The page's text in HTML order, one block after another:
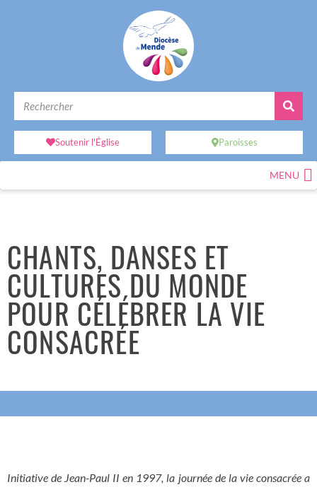
Soutenir l'Église Paroisses
MENU
CHANTS, DANSES ET
CULTURES DU MONDE
POUR CÉLÉBRER LA VIE
CONSACRÉE
Initiative de Jean-Paul II en 1997, la journée de la vie consacréea